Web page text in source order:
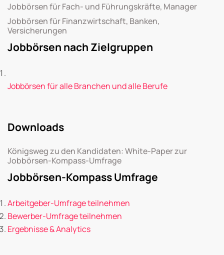
Jobbörsen für Fach- und Führungskräfte, Manager
Jobbörsen für Finanzwirtschaft, Banken,
Versicherungen
Jobbörsen nach Zielgruppen
Jobbörsen für alle Branchen und alle Berufe
Downloads
Königsweg zu den Kandidaten: White-Paper zur
Jobbörsen-Kompass-Umfrage
Jobbörsen-Kompass Umfrage
Arbeitgeber-Umfrage teilnehmen
Bewerber-Umfrage teilnehmen
Ergebnisse & Analytics